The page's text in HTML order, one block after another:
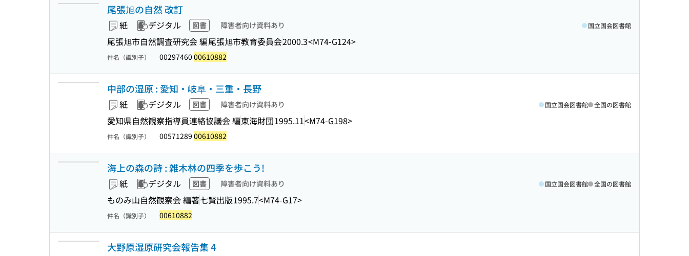
尾張旭の自然 改訂
紙 デジタル 図書 障害者向け資料あり
尾張旭市自然調査研究会 編尾張旭市教育委員会2000.3<M74-G124>
国立国会図書館
件名（識別子） 00297460 00610882
中部の湿原 : 愛知・岐阜・三重・長野
紙 デジタル 図書 障害者向け資料あり
愛知県自然観察指導員連絡協議会 編東海財団1995.11<M74-G198>
国立国会図書館 全国の図書館
件名（識別子） 00571289 00610882
海上の森の詩 : 雑木林の四季を歩こう!
紙 デジタル 図書 障害者向け資料あり
ものみ山自然観察会 編著七賢出版1995.7<M74-G17>
国立国会図書館 全国の図書館
件名（識別子） 00610882
大野原湿原研究会報告集 4